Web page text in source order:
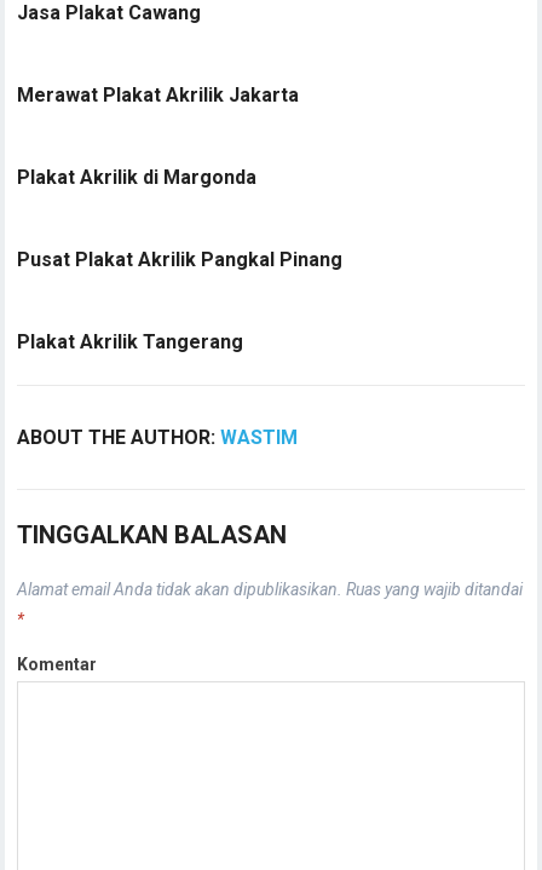
Jasa Plakat Cawang
Merawat Plakat Akrilik Jakarta
Plakat Akrilik di Margonda
Pusat Plakat Akrilik Pangkal Pinang
Plakat Akrilik Tangerang
ABOUT THE AUTHOR:WASTIM
TINGGALKAN BALASAN
Alamat email Anda tidak akan dipublikasikan. Ruas yang wajib ditandai
*
Komentar